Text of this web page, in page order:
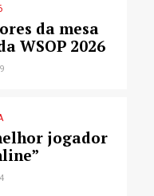
da mesa
WSOP 2026
jogador